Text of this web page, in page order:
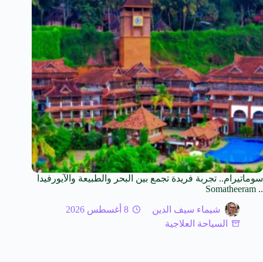
سوماتيرام.. تجربة فريدة تجمع بين البحر والطبيعة والآيورفيدا
.. Somatheeram
شيماء سيف الدين
8 أغسطس 2026
السياحة العلاجية